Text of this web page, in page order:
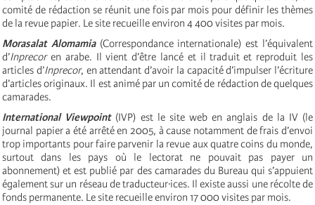
comité de rédaction se réunit une fois par mois pour définir les thèmes
de la revue papier. Le site recueille environ 4 400 visites par mois.
Morasalat Alomamia (Correspondance internationale) est l’équivalent
d’Inprecoren arabe. Il vient d’être lancé et il traduit et reproduit les
articles d’Inprecor, en attendant d’avoir la capacité d’impulser l’écriture
d’articles originaux. Il est animé par un comité de rédaction de quelques
camarades.
International Viewpoint(IVP) est le site web en anglais de la IV (le
journal papier a été arrêté en 2005, à cause notamment de frais d’envoi
trop importants pour faire parvenir la revue aux quatre coins du monde,
surtout dans les pays où le lectorat ne pouvait pas payer un
abonnement) et est publié par des camarades du Bureau qui s’appuient
également sur un réseau de traducteur·ices. Il existe aussi une récolte de
fonds permanente. Le site recueille environ 17 000 visites par mois.